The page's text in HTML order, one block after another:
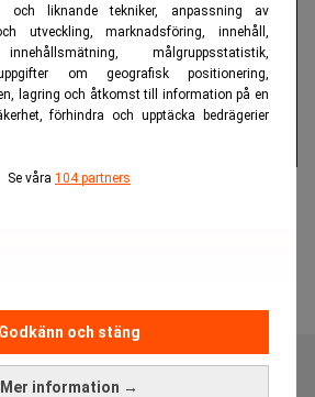
och liknande tekniker, anpassning av
utveckling, marknadsföring, innehåll,
målgruppsstatistik,
om geografisk positionering,
lagring och åtkomst till information på en
förhindra och upptäcka bedrägerier
Se våra 104 partners
Mer information →
Godkänn och stäng
lika stort hot som